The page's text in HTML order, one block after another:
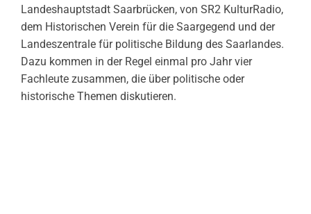
Landeshauptstadt Saarbrücken, von SR2 KulturRadio,
dem Historischen Verein für die Saargegend und der
Landeszentrale für politische Bildung des Saarlandes.
Dazu kommen in der Regel einmal pro Jahr vier
Fachleute zusammen, die über politische oder
historische Themen diskutieren.